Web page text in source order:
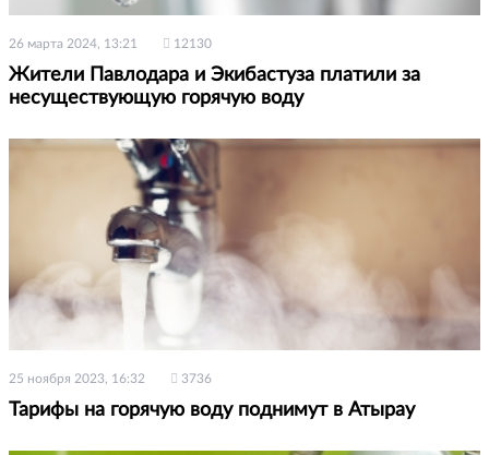
26 марта 2024, 13:21 12130
Жители Павлодара и Экибастуза платили за
несуществующую горячую воду
25 ноября 2023, 16:32 3736
Тарифы на горячую воду поднимут в Атырау